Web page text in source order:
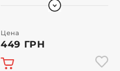
Цена
449 ГРН